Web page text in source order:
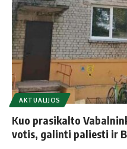
AKTUALIJOS
Kuo prasikalto
votis, galinti paliesti ir